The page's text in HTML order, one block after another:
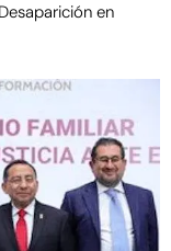
en